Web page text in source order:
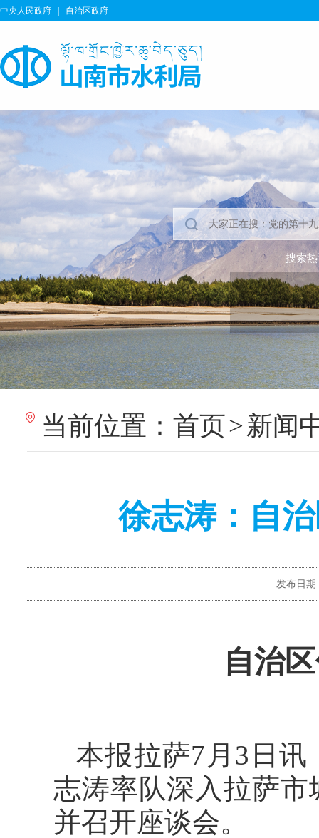
中央人民政府 自治区政府
搜索
当前位置： 首页>新闻
徐志涛：自
发布日期
自治
本报拉萨7月3日
志涛率队深入拉萨
并召开座谈会。